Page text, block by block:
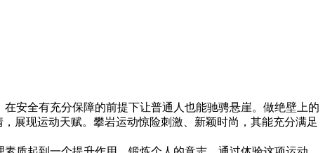
安全有充分保障的前提下让普通人也能驰骋悬崖。做绝壁上的
展现运动天赋。攀岩运动惊险刺激、新颖时尚，其能充分满足